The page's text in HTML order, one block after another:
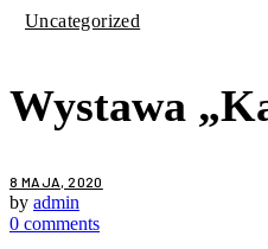
Uncategorized
Wystawa
8 MAJA, 2020
by admin
0 comments